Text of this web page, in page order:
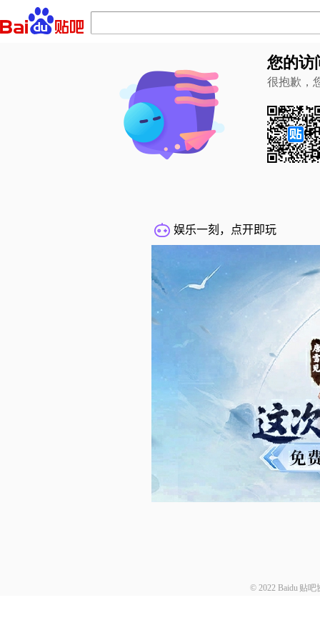
您的访
很抱歉，
© 2022 Baidu 贴吧